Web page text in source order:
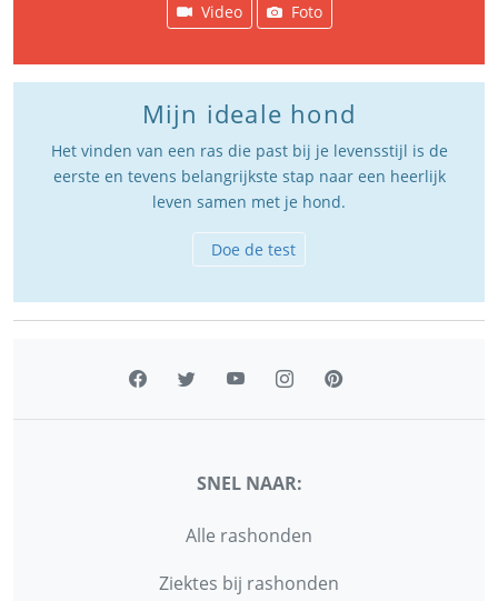
Video Foto
Mijn ideale hond
Het vinden van een ras die past bij je levensstijl is de
eerste en tevens belangrijkste stap naar een heerlijk
leven samen met je hond.
Doe de test
SNEL NAAR:
Alle rashonden
Ziektes bij rashonden